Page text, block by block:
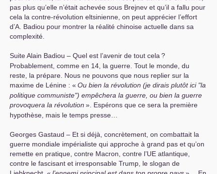
pas plus qu’elle n’était achevée sous Brejnev et qu’il a fallu pour
cela la contre-révolution eltsinienne, on peut apprécier l’effort
d’A. Badiou pour montrer la réalité chinoise actuelle dans sa
complexité.
Suite Alain Badiou – Quel est l’avenir de tout cela ?
Probablement, comme en 14, la guerre. Tout le monde, du
reste, la prépare. Nous ne pouvons que nous replier sur la
maxime de Lénine : « Ou bien la révolution (je dirais plutôt ici "la
politique communiste") empêchera la guerre, ou bien la guerre
provoquera la révolution ». Espérons que ce sera la première
hypothèse, mais le temps presse…
Georges Gastaud – Et si déjà, concrètement, on combattait la
guerre mondiale impérialiste qui approche à grand pas et qu’on
remette en pratique, contre Macron, contre l’UE atlantique,
contre le fascisant et irresponsable Trump, le slogan de